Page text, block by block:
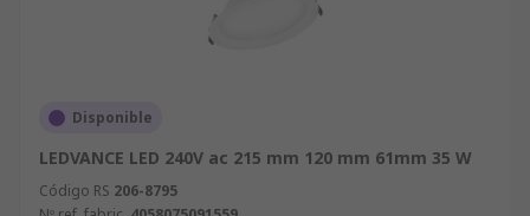
Disponible
LEDVANCE LED 240V ac 215 mm 120 mm 61mm 35 W
Código RS 206-8795